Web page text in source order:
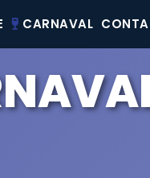
CARNAVAL